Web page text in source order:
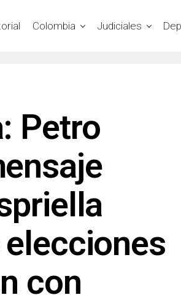
Colombia Judiciales
Petro
elecciones
con